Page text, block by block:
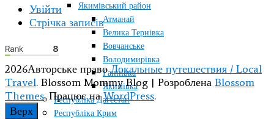
Якимівський район
Атманай
Велика Тернівка
Вовчанське
Володимирівка
Ганнівка
Якимівка
Республіка Дагестан
Республіка Крим
Увійти
Стрічка записів
2026Авторське правоЛокальные путешествия / Local
Travel. Blossom Mommy Blog | Розроблена Blossom
Themes. Працює наWordPress.
Верх